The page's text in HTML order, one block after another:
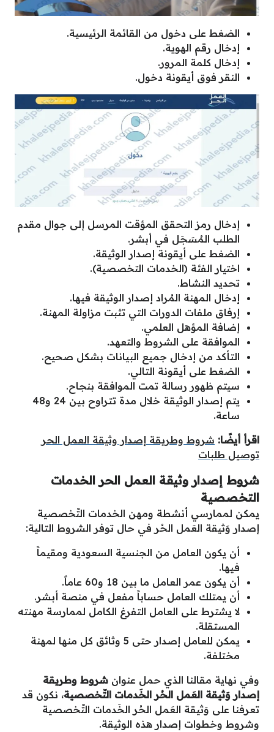
الضغط على دخول من القائمة الرئيسية.
إدخال رقم الهوية.
إدخال كلمة المرور.
النقر فوق أيقونة دخول.
إدخال رمز التحقق المؤقت المرسل إلى جوال مقدم
الطلب المُسَجَل في أبشر.
الضغط على أيقونة إصدار الوثيقة.
اختيار الفئة (الخدمات التخصصية).
تحديد النشاط.
إدخال المهنة المُراد إصدار الوثيقة فيها.
إرفاق ملفات الدورات التي تثبت مزاولة المهنة.
إضافة المؤهل العلمي.
الموافقة على الشروط والتعهد.
التأكد من إدخال جميع البيانات بشكل صحيح.
الضغط على أيقونة التالي.
سيتم ظهور رسالة تمت الموافقة بنجاح.
يتم إصدار الوثيقة خلال مدة تتراوح بين 24 و48
ساعة.
اقرأ أيضًا: شروط وطريقة إصدار وثيقة العمل الحر
توصيل طلبات
شروط إصدار وثيقة العمل الحر الخدمات
التخصصية
يمكن لممارسي أنشطة ومهن الخدمات التّخصصية
إصدار وَثيقة العَمل الحُر في حال توفر الشروط التالية:
أن يكون العامل من الجنسية السعودية ومقيماً
فيها.
أن يكون عمر العامل ما بين 18 و60 عاماً.
أن يمتلك العامل حساباً مفعل في منصة أبشر.
لا يشترط على العامل التفرغ الكامل لممارسة مهنته
المستقلة.
يمكن للعامل إصدار حتى 5 وثائق كل منها لمهنة
مختلفة.
وفي نهاية مقالنا الذي حمل عنوان شروط وطريقة
إصدار وَثيقة العَمل الحُر الخَدمات التّخصصية، نكون قد
تعرفنا على وَثيقة العَمل الحُر الخَدمات التّخصصية
وشروط وخطوات إصدار هذه الوثيقة.